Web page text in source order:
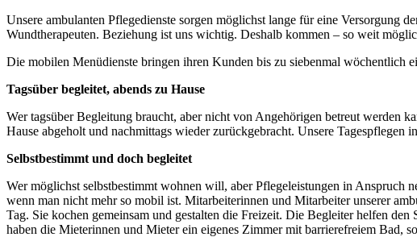
Unsere ambulanten Pflegedienste sorgen möglichst lange für eine Versorgung
Wundtherapeuten. Beziehung ist uns wichtig. Deshalb kommen – so weit
Die mobilen Menüdienste bringen ihren Kunden bis zu siebenmal wöchentlich
Tagsüber begleitet, abends zu Hause
Wer tagsüber Begleitung braucht, aber nicht von Angehörigen betreut werden
Hause abgeholt und nachmittags wieder zurückgebracht. Unsere Tagespflegen
Selbstbestimmt und doch begleitet
Wer möglichst selbstbestimmt wohnen will, aber Pflegeleistungen in Anspruch
wenn man nicht mehr so mobil ist. Mitarbeiterinnen und Mitarbeiter unserer
Tag. Sie kochen gemeinsam und gestalten die Freizeit. Die Begleiter helfen
haben die Mieterinnen und Mieter ein eigenes Zimmer mit barrierefreiem Bad,